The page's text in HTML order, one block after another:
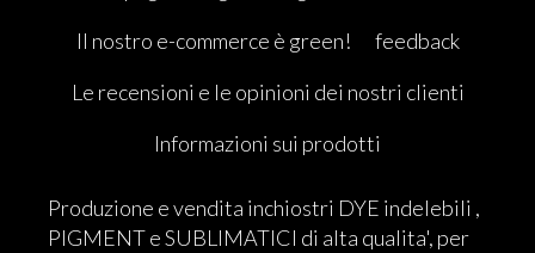
Il nostro e-commerce è green!
feedback
Le recensioni e le opinioni dei nostri clienti
Informazioni sui prodotti
Produzione e vendita inchiostri DYE indelebili ,
PIGMENT e SUBLIMATICI di alta qualita', per